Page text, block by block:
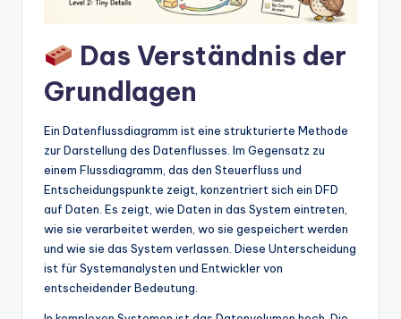
tr
U
p
d
Das Verständnis der
Grundlagen
Ein Datenflussdiagramm ist eine strukturierte Methode
zur Darstellung des Datenflusses. Im Gegensatz zu
einem Flussdiagramm, das den Steuerfluss und
Entscheidungspunkte zeigt, konzentriert sich ein DFD
auf Daten. Es zeigt, wie Daten in das System eintreten,
wie sie verarbeitet werden, wo sie gespeichert werden
und wie sie das System verlassen. Diese Unterscheidung
ist für Systemanalysten und Entwickler von
entscheidender Bedeutung.